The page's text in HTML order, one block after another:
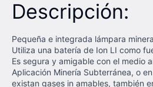
Descripción:
Pequeña e integrada lámpara minera
Utiliza una batería de Ion LI como
Es segura y amigable con el medio
Aplicación Minería Subterránea, o
existan gases in amables, también